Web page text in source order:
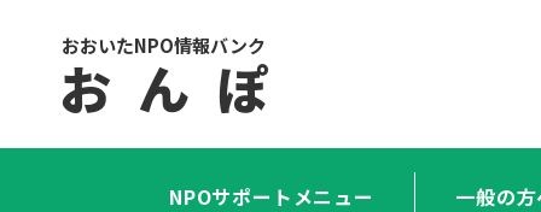
おおいたNPO情報バンク
お ん ぽ
NPOサポートメニュー 一般の